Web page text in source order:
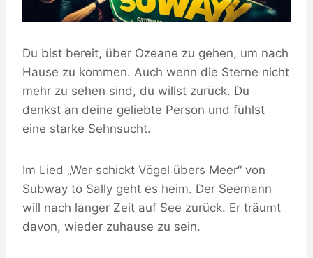
Du bist bereit, über Ozeane zu gehen, um nach
Hause zu kommen. Auch wenn die Sterne nicht
mehr zu sehen sind, du willst zurück. Du
denkst an deine geliebte Person und fühlst
eine starke Sehnsucht.
Im Lied „Wer schickt Vögel übers Meer“ von
Subway to Sally geht es heim. Der Seemann
will nach langer Zeit auf See zurück. Er träumt
davon, wieder zuhause zu sein.